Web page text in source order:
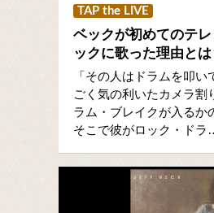
TAP the LIVE
ベックが初めてのテ
ックに歌った理由とは
「その人はドラムを叩
ごく気の利いたカメラ割
ラム・ブレイクが入るか
そこで彼がロック・ドラ